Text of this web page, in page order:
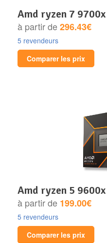
amd ryzen 7
à partir de296.43€
5 revendeurs
Comparer les prix
amd ryzen 5
à partir de 199.00€
5 revendeurs
Comparer les prix